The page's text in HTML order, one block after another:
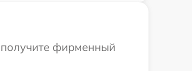
фирменный